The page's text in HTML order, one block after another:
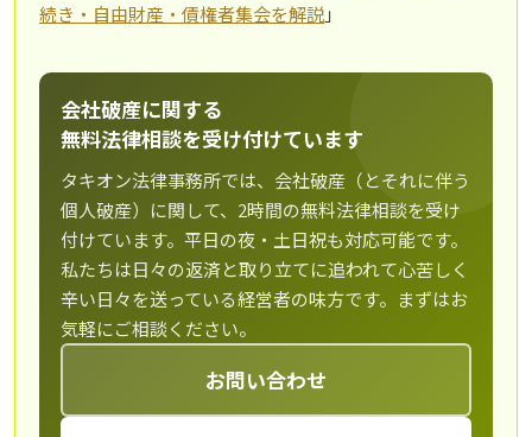
続き・自由財産・債権者集会を解説」
会社破産に関する
無料法律相談を受け付けています
タキオン法律事務所では、会社破産（とそれに伴う
個人破産）に関して、2時間の無料法律相談を受け
付けています。平日の夜・土日祝も対応可能です。
私たちは日々の返済と取り立てに追われて心苦しく
辛い日々を送っている経営者の味方です。まずはお
気軽にご相談ください。
お問い合わせ